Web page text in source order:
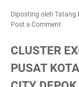
Diposting oleh Tatang
Post a Comment
CLUSTER
PUSAT